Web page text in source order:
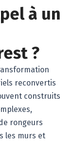
à un
?
reconvertis
construits
rongeurs
les murs et